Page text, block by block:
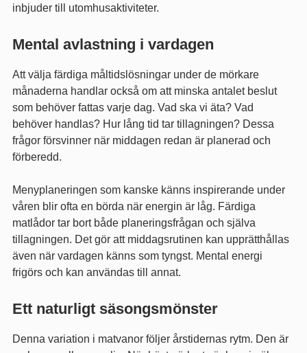
inbjuder till utomhusaktiviteter.
Mental avlastning i vardagen
Att välja färdiga måltidslösningar under de mörkare
månaderna handlar också om att minska antalet beslut
som behöver fattas varje dag. Vad ska vi äta? Vad
behöver handlas? Hur lång tid tar tillagningen? Dessa
frågor försvinner när middagen redan är planerad och
förberedd.
Menyplaneringen som kanske känns inspirerande under
våren blir ofta en börda när energin är låg. Färdiga
matlådor tar bort både planeringsfrågan och själva
tillagningen. Det gör att middagsrutinen kan upprätthållas
även när vardagen känns som tyngst. Mental energi
frigörs och kan användas till annat.
Ett naturligt säsongsmönster
Denna variation i matvanor följer årstidernas rytm. Den är